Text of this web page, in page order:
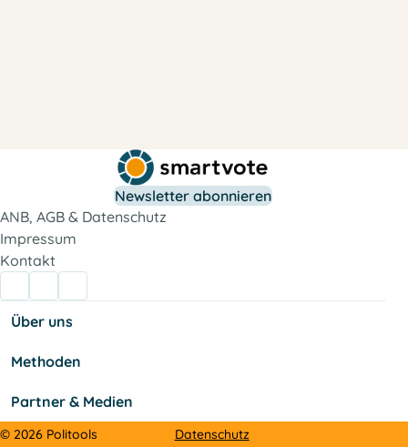
Newsletter abonnieren
ANB, AGB & Datenschutz
Impressum
Kontakt
Über uns
Methoden
Partner & Medien
© 2026 Politools Datenschutz